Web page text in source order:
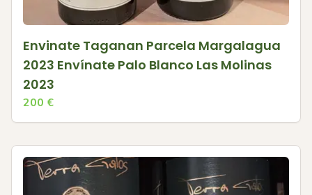
Envinate Taganan Parcela Margalagua
2023 Envínate Palo Blanco Las Molinas
2023
200 €